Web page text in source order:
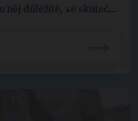
něj důležité, ve skuteč...